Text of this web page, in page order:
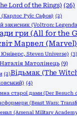
Lord of the Rings) (26)
Руїс Сафон) (2)
захисник (Voltron:
гри (All for the
Марвел (Marvel)
Юніверс, Steven Universe) (3)
Матолінець (9)
(2)Відьмак (The
(4)
старої дами (Der Besuch
(Beast Wars:
(Arsenal Military